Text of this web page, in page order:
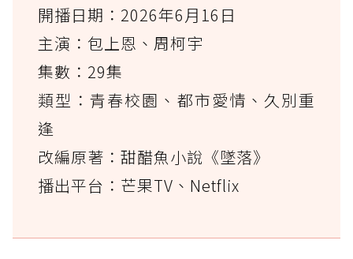
開播日期：2026年6月16日
主演：包上恩、周柯宇
集數：29集
類型：青春校園、都市愛情、久別重
逢
改編原著：甜醋魚小說《墜落》
播出平台：芒果TV、Netflix